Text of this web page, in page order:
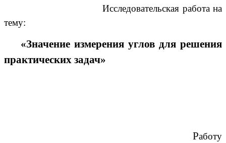
Исследовательская работа на
тему:
«Значение измерения углов для решения
практических задач»
Работу